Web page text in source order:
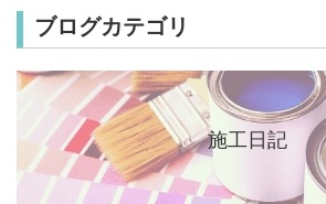
ブログカテゴリ
施工日記